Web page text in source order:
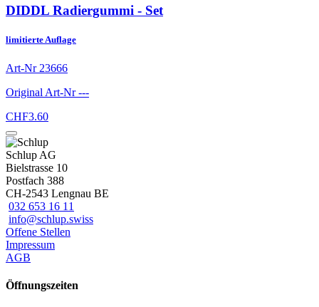
DIDDL Radiergummi - Set
limitierte Auflage
Art-Nr 23666
Original Art-Nr---
CHF3.60
Schlup AG
Bielstrasse 10
Postfach 388
CH-2543 Lengnau BE
032 653 16 11
info@schlup.swiss
Offene Stellen
Impressum
AGB
Öffnungszeiten